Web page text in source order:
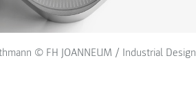
© FH JOANNEUM / Industrial Design